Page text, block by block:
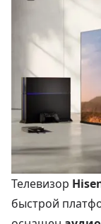
Телевизор
быстрой